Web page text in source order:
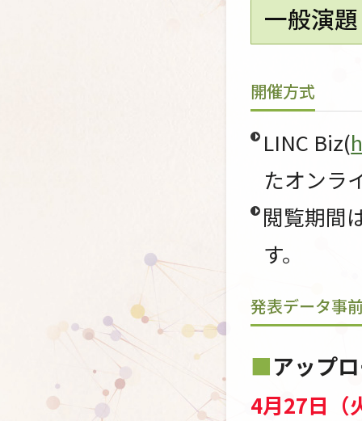
一般演
開催方式
LINC Biz(
たオンラ
閲覧期間
す。
発表データ事
アップ
4月27日（